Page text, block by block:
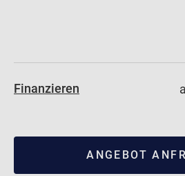
Finanzieren
ANGEBOT